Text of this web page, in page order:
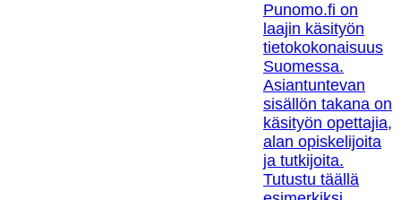
Punomo.fi on
laajin käsityön
tietokokonaisuus
Suomessa.
Asiantuntevan
sisällön takana on
käsityön opettajia,
alan opiskelijoita
ja tutkijoita.
Tutustu täällä